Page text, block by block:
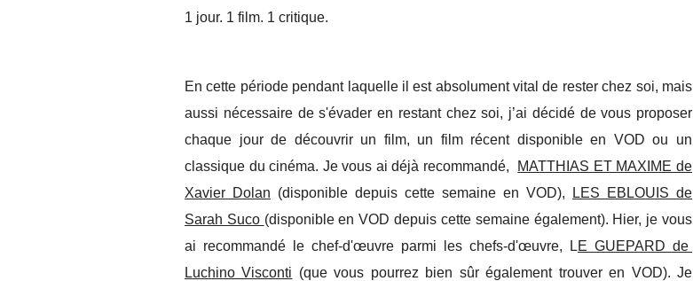
1 jour. 1 film. 1 critique.
En cette période pendant laquelle il est absolument vital de rester chez soi, mais
aussi nécessaire de s'évader en restant chez soi, j’ai décidé de vous proposer
chaque jour de découvrir un film, un film récent disponible en VOD ou un
classique du cinéma. Je vous ai déjà recommandé,
MATTHIAS ET MAXIME de
Xavier Dolan (disponible depuis cette semaine en VOD),
LES EBLOUIS de
Sarah Suco (disponible en VOD depuis cette semaine également). Hier, je vous
ai recommandé le chef-d'œuvre parmi les chefs-d'œuvre, LE GUEPARD de
Luchino Visconti (que vous pourrez bien sûr également trouver en VOD). Je